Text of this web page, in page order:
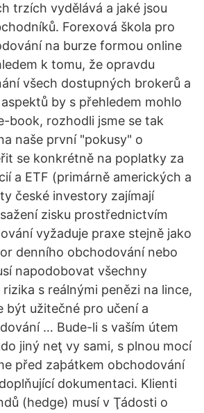
trzích vydělává a jaké jsou
Forexová škola pro
na burze formou online
k tomu, že opravdu
všech dostupných brokerů a
by s přehledem mohlo
book, rozhodli jsme se tak
naše první "pokusy" o
se konkrétně na poplatky za
a ETF (primárně amerických a
české investory zajímají
zisku prostřednictvím
vyžaduje praxe stejně jako
denního obchodování nebo
napodobovat všechny
s reálnými penězi na lince,
být užitečné pro učení a
… Bude-li s vaším útem
jiný neţ vy sami, s plnou mocí
před zaþátkem obchodování
dokumentaci. Klienti
(hedge) musí v Ţádosti o